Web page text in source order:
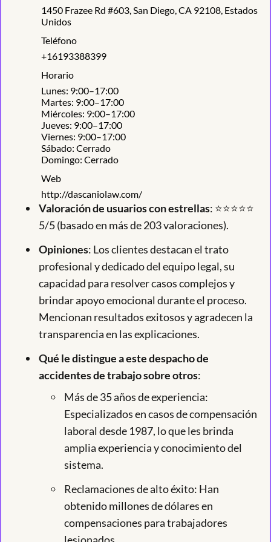
1450 Frazee Rd #603, San Diego, CA 92108, Estados
Unidos
Teléfono
+16193388399
Horario
Lunes: 9:00–17:00
Martes: 9:00–17:00
Miércoles: 9:00–17:00
Jueves: 9:00–17:00
Viernes: 9:00–17:00
Sábado: Cerrado
Domingo: Cerrado
Web
http://dascaniolaw.com/
Valoración de usuarios con estrellas: ⭐⭐⭐⭐⭐
5/5 (basado en más de 203 valoraciones).
Opiniones: Los clientes destacan el trato
profesional y dedicado del equipo legal, su
capacidad para resolver casos complejos y
brindar apoyo emocional durante el proceso.
Mencionan resultados exitosos y agradecen la
transparencia en las explicaciones.
Qué le distingue a este despacho de
accidentes de trabajo sobre otros:
Más de 35 años de experiencia:
Especializados en casos de compensación
laboral desde 1987, lo que les brinda
amplia experiencia y conocimiento del
sistema.
Reclamaciones de alto éxito: Han
obtenido millones de dólares en
compensaciones para trabajadores